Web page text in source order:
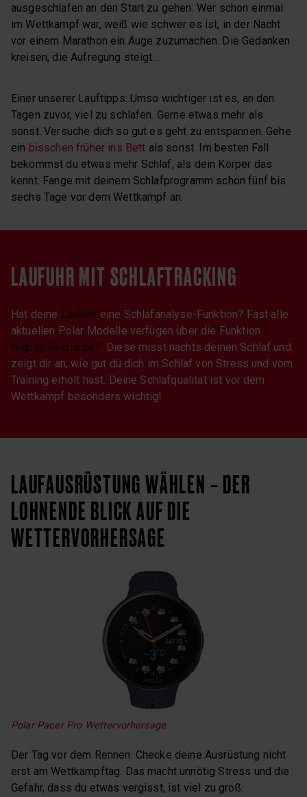
ausgeschlafen an den Start zu gehen. Wer schon einmal
im Wettkampf war, weiß wie schwer es ist, in der Nacht
vor einem Marathon ein Auge zuzumachen. Die Gedanken
kreisen, die Aufregung steigt…
Einer unserer Lauftipps: Umso wichtiger ist es, an den
Tagen zuvor, viel zu schlafen. Gerne etwas mehr als
sonst. Versuche dich so gut es geht zu entspannen. Gehe
ein bisschen früher ins Bett als sonst. Im besten Fall
bekommst du etwas mehr Schlaf, als dein Körper das
kennt. Fange mit deinem Schlafprogramm schon fünf bis
sechs Tage vor dem Wettkampf an.
LAUFUHR MIT SCHLAFTRACKING
Hat deine Laufuhr eine Schlafanalyse-Funktion? Fast alle
aktuellen Polar Modelle verfügen über die Funktion
Nightly Recharge™. Diese misst nachts deinen Schlaf und
zeigt dir an, wie gut du dich im Schlaf von Stress und vom
Training erholt hast. Deine Schlafqualität ist vor dem
Wettkampf besonders wichtig!
LAUFAUSRÜSTUNG WÄHLEN – DER
LOHNENDE BLICK AUF DIE
WETTERVORHERSAGE
Polar Pacer Pro Wettervorhersage
Der Tag vor dem Rennen. Checke deine Ausrüstung nicht
erst am Wettkampftag. Das macht unnötig Stress und die
Gefahr, dass du etwas vergisst, ist viel zu groß.